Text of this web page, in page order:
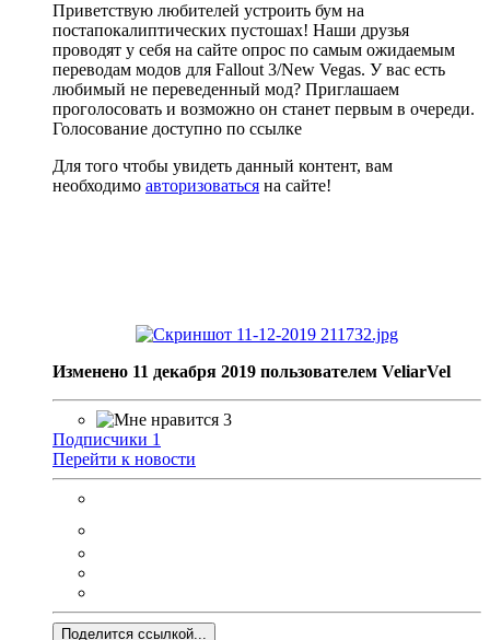
Приветствую любителей устроить бум на
постапокалиптических пустошах! Наши друзья
проводят у себя на сайте опрос по самым ожидаемым
переводам модов для Fallout 3/New Vegas. У вас есть
любимый не переведенный мод? Приглашаем
проголосовать и возможно он станет первым в очереди.
Голосование доступно по ссылке
Для того чтобы увидеть данный контент, вам
необходимо авторизоваться на сайте!
Изменено 11 декабря 2019 пользователем VeliarVel
3
Подписчики 1
Перейти к новости
Поделится ссылкой...